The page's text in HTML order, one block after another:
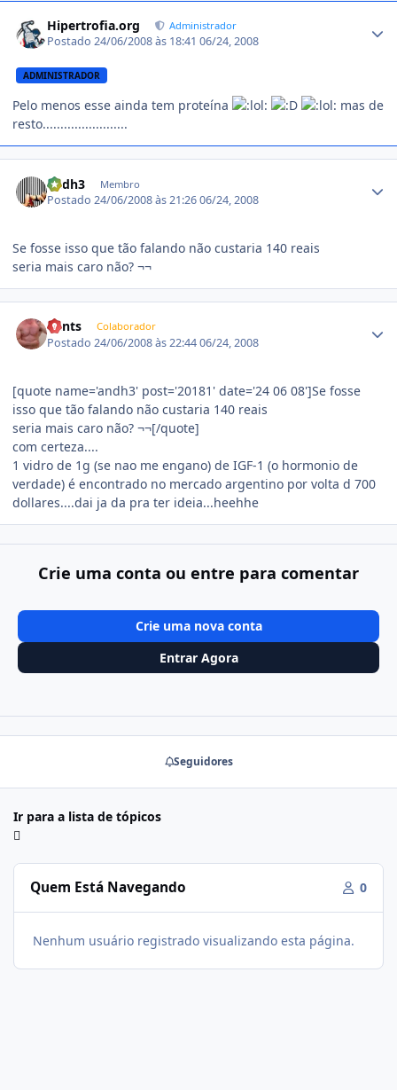
Hipertrofia.org Administrador
Postado24/06/2008 às 18:4106/24, 2008
ADMINISTRADOR
Pelo menos esse ainda tem proteína
mas de
resto........................
andh3 Membro
Postado24/06/2008 às 21:2606/24, 2008
Se fosse isso que tão falando não custaria 140 reais
seria mais caro não? ¬¬
Bents Colaborador
Postado24/06/2008 às 22:4406/24, 2008
[quote name='andh3' post='20181' date='24 06 08']Se fosse
isso que tão falando não custaria 140 reais
seria mais caro não? ¬¬[/quote]
com certeza....
1 vidro de 1g (se nao me engano) de IGF-1 (o hormonio de
verdade) é encontrado no mercado argentino por volta d 700
dollares....dai ja da pra ter ideia...heehhe
Crie uma conta ou entre para comentar
Crie uma nova conta
Entrar Agora
Seguidores
Ir para a lista de tópicos
Quem Está Navegando 0
Nenhum usuário registrado visualizando esta página.